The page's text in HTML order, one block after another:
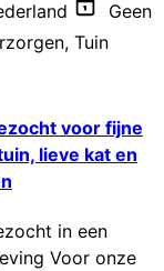
Geen
, Tuin
voor fijne
lieve kat en
in een
Voor onze